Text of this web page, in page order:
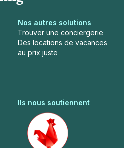
Nos autres solutions
Trouver une conciergerie
Des locations de vacances
au prix juste
Ils nous soutiennent